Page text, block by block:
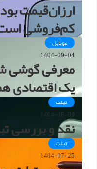
ارزان‌قیمت
کم‌فروشی
موبایل
1404-09-04
یک اقتصادی
تبلت
1404-08-09
نقد و بررسی
تبلت
1404-07-25